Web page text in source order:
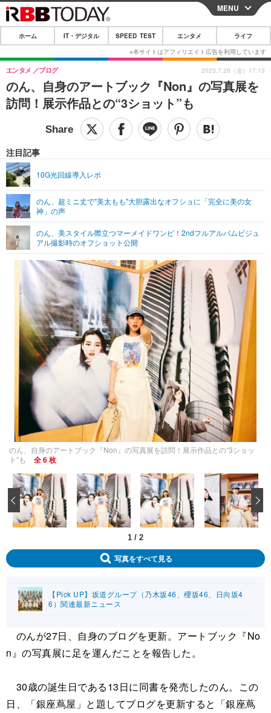
CLOSE
ホーム
IT・デジタル
IT・デジタルTOP スマートフォン
ショッピング その他
SPEED TEST
エンタメTOP 映画・ドラマ
グラビア
ショッピング その他
ライフTOP
その他
リリース一覧
プッシュ通知の停止方法
MENU
ホーム IT・デジタル SPEED TEST エンタメ ライフ
のん、自身のアートブック『Non』の写真展を
訪問！展示作品との“3ショット”も
エンタメ ブログ
注目記事
10G光回線導入レポ
のん、超ミニ丈で"美太もも"大胆露出なオフショに「完全に美の女
神」の声
のん、美スタイル際立つマーメイドワンピ！2ndフルアルバムビジュ
アル撮影時のオフショット公開
2023.7.28（金）17:13
のん、自身のアートブック『Non』の写真展を訪問！展示作品との“3ショッ
ト”も
全 6 枚
1 / 2
‹
写真をすべて見る
【Pick UP】坂道グループ（乃木坂46、櫻坂46、日向坂4
6）関連最新ニュース
のんが27日、自身のブログを更新。アートブック『No
n』の写真展に足を運んだことを報告した。
30歳の誕生日である13日に同書を発売したのん。この
日、「銀座蔦屋」と題してブログを更新すると「銀座蔦